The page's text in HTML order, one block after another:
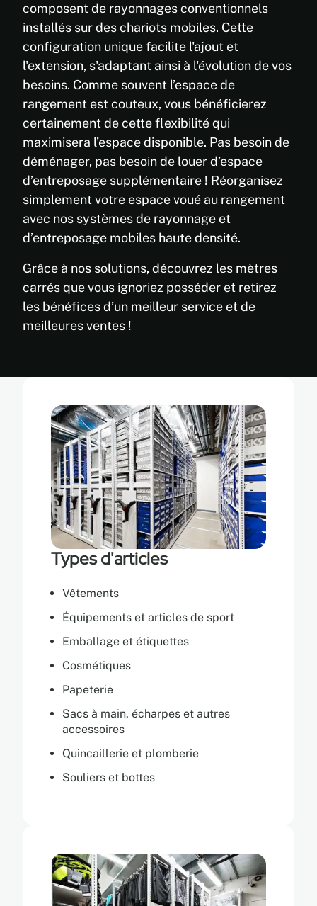
composent de rayonnages conventionnels
installés sur des chariots mobiles. Cette
configuration unique facilite l'ajout et
l'extension, s'adaptant ainsi à l'évolution de vos
besoins. Comme souvent l’espace de
rangement est couteux, vous bénéficierez
certainement de cette flexibilité qui
maximisera l’espace disponible. Pas besoin de
déménager, pas besoin de louer d’espace
d’entreposage supplémentaire ! Réorganisez
simplement votre espace voué au rangement
avec nos systèmes de rayonnage et
d’entreposage mobiles haute densité.
Grâce à nos solutions, découvrez les mètres
carrés que vous ignoriez posséder et retirez
les bénéfices d’un meilleur service et de
meilleures ventes !
Types d'articles
Vêtements
Équipements et articles de sport
Emballage et étiquettes
Cosmétiques
Papeterie
Sacs à main, écharpes et autres
accessoires
Quincaillerie et plomberie
Souliers et bottes